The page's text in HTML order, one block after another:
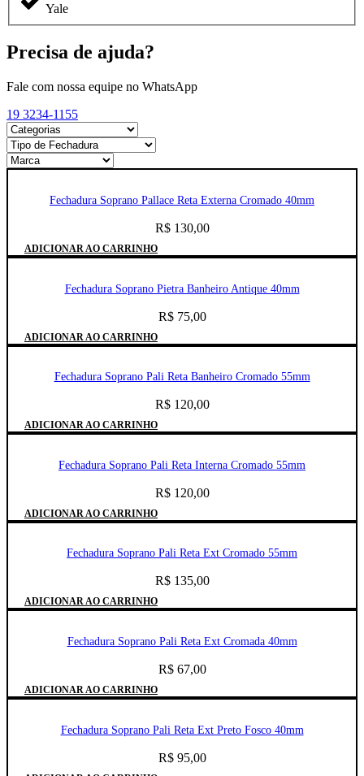
Yale
Precisa de ajuda?
Fale com nossa equipe no WhatsApp
19 3234-1155
Fechadura Soprano Pallace Reta Externa Cromado 40mm
R$130,00
ADICIONAR AO CARRINHO
Fechadura Soprano Pietra Banheiro Antique 40mm
R$75,00
ADICIONAR AO CARRINHO
Fechadura Soprano Pali Reta Banheiro Cromado 55mm
R$120,00
ADICIONAR AO CARRINHO
Fechadura Soprano Pali Reta Interna Cromado 55mm
R$120,00
ADICIONAR AO CARRINHO
Fechadura Soprano Pali Reta Ext Cromado 55mm
R$135,00
ADICIONAR AO CARRINHO
Fechadura Soprano Pali Reta Ext Cromada 40mm
R$67,00
ADICIONAR AO CARRINHO
Fechadura Soprano Pali Reta Ext Preto Fosco 40mm
R$95,00